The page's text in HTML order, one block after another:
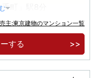
町」駅8分
売主:東京建物のマンション一覧
する